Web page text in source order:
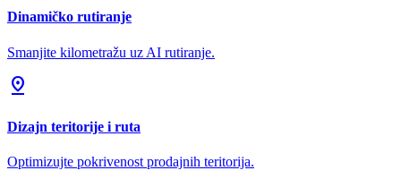
Dinamičko rutiranje
Smanjite kilometražu uz AI rutiranje.
pin_drop
Dizajn teritorije i ruta
Optimizujte pokrivenost prodajnih teritorija.